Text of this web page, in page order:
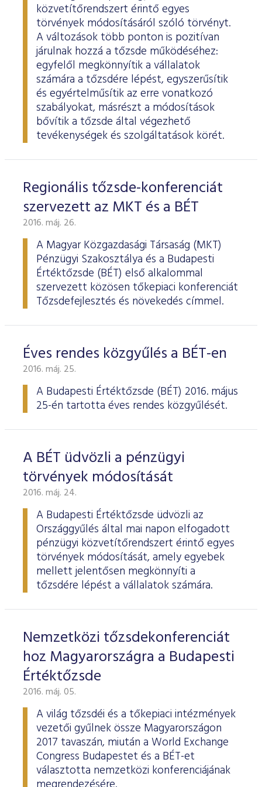
ESG Útmutató
közvetítőrendszert érintő egyes
törvények módosításáról szóló törvényt.
A változások több ponton is pozitívan
járulnak hozzá a tőzsde működéséhez:
egyfelől megkönnyítik a vállalatok
számára a tőzsdére lépést, egyszerűsítik
és egyértelműsítik az erre vonatkozó
szabályokat, másrészt a módosítások
bővítik a tőzsde által végezhető
tevékenységek és szolgáltatások körét.
Regionális tőzsde-konferenciát
szervezett az MKT és a BÉT
2016. máj. 26.
A Magyar Közgazdasági Társaság (MKT)
Pénzügyi Szakosztálya és a Budapesti
Értéktőzsde (BÉT) első alkalommal
szervezett közösen tőkepiaci konferenciát
Tőzsdefejlesztés és növekedés címmel.
Éves rendes közgyűlés a BÉT-en
2016. máj. 25.
A Budapesti Értéktőzsde (BÉT) 2016. május
25-én tartotta éves rendes köz­gyűlését.
A BÉT üdvözli a pénzügyi
törvények módosítását
2016. máj. 24.
A Budapesti Értéktőzsde üdvözli az
Országgyűlés által mai napon elfogadott
pénzügyi közvetítőrendszert érintő egyes
törvények módosítását, amely egyebek
mellett jelentősen megkönnyíti a
tőzsdére lépést a vállalatok számára.
Nemzetközi tőzsdekonferenciát
hoz Magyarországra a Budapesti
Értéktőzsde
2016. máj. 05.
A világ tőzsdéi és a tőkepiaci intézmények
vezetői gyűlnek össze Magyarországon
2017 tavaszán, miután a World Exchange
Congress Budapestet és a BÉT-et
választotta nemzetközi konferenciájának